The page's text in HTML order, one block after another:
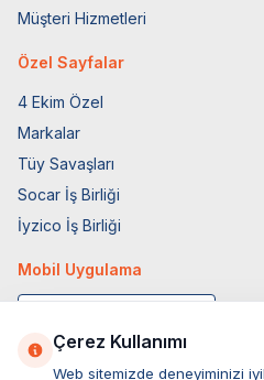
Müşteri Hizmetleri
Özel Sayfalar
4 Ekim Özel
Markalar
Tüy Savaşları
Socar İş Birliği
İyzico İş Birliği
Mobil Uygulama
Çerez Kullanımı
Web sitemizde deneyiminizi